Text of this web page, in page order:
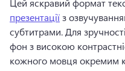
Цей яскравий формат
презентації з
субтитрами. Для
фон з високою
кожного мовця окремим